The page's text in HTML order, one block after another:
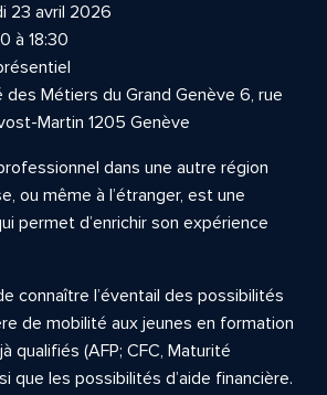
23 avril 2026
à 18:30
des Métiers du Grand Genève 6, rue
Martin 1205 Genève
dans une autre région
ou même à l’étranger, est une
permet d’enrichir son expérience
connaître l’éventail des possibilités
de mobilité aux jeunes en formation
qualifiés (AFP; CFC, Maturité
que les possibilités d’aide financière.